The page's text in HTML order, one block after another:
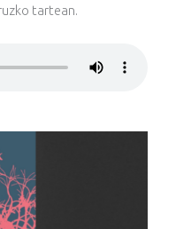
tartean.